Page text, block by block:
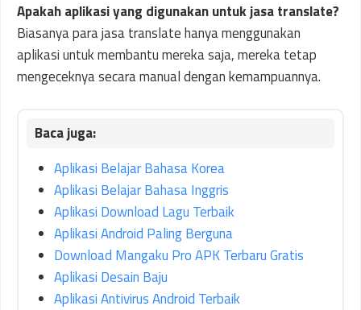
Apakah aplikasi yang digunakan untuk jasa translate?
Biasanya para jasa translate hanya menggunakan
aplikasi untuk membantu mereka saja, mereka tetap
mengeceknya secara manual dengan kemampuannya.
Aplikasi Belajar Bahasa Korea
Aplikasi Belajar Bahasa Inggris
Aplikasi Download Lagu Terbaik
Aplikasi Android Paling Berguna
Download Mangaku Pro APK Terbaru Gratis
Aplikasi Desain Baju
Aplikasi Antivirus Android Terbaik